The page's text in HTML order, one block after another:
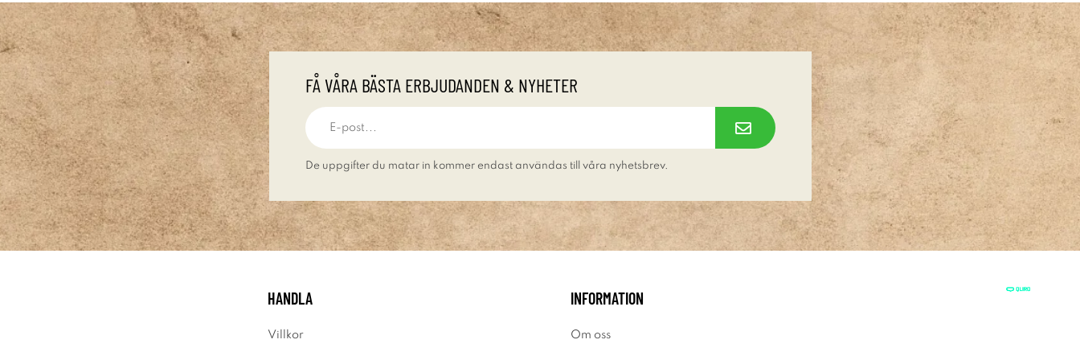
FÅ VÅRA BÄSTA ERBJUDANDEN & NYHETER
De uppgifter du matar in kommer endast användas till våra nyhetsbrev.
HANDLA
Villkor
INFORMATION
Om oss